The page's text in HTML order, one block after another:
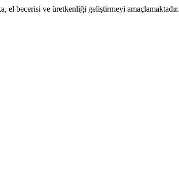
el becerisi ve üretkenliği geliştirmeyi amaçlamaktadır.